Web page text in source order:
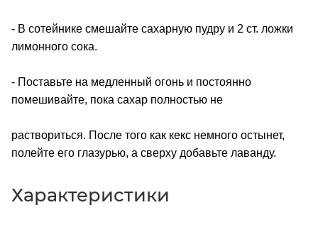
- В сотейнике смешайте сахарную пудру и 2 ст. ложки
лимонного сока.
- Поставьте на медленный огонь и постоянно
помешивайте, пока сахар полностью не
раствориться. После того как кекс немного остынет,
полейте его глазурью, а сверху добавьте лаванду.
Характеристики